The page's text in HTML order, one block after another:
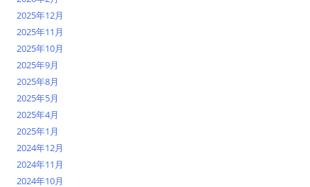
2025年12月
2025年11月
2025年10月
2025年9月
2025年8月
2025年5月
2025年4月
2025年1月
2024年12月
2024年11月
2024年10月